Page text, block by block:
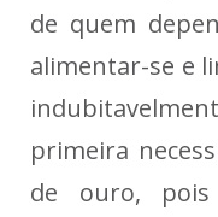
de quem
alimentar-se e
primeira
de ouro,